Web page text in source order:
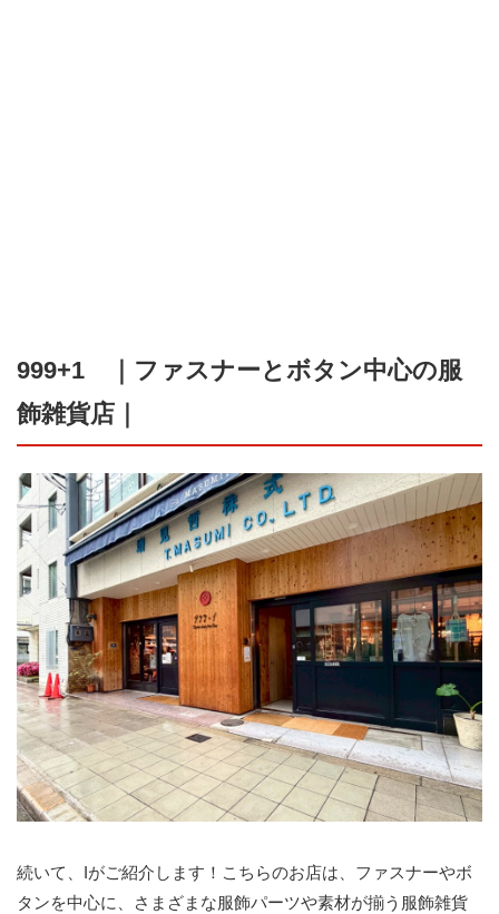
999+1 ｜ファスナーとボタン中心の服
飾雑貨店｜
続いて、Iがご紹介します！こちらのお店は、ファスナーやボ
タンを中心に、さまざまな服飾パーツや素材が揃う服飾雑貨